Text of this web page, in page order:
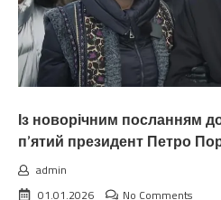
Із новорічним посланням
п’ятий президент Петро
admin
01.01.2026
No Comments